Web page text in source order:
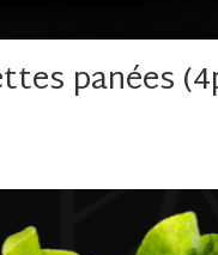
panées